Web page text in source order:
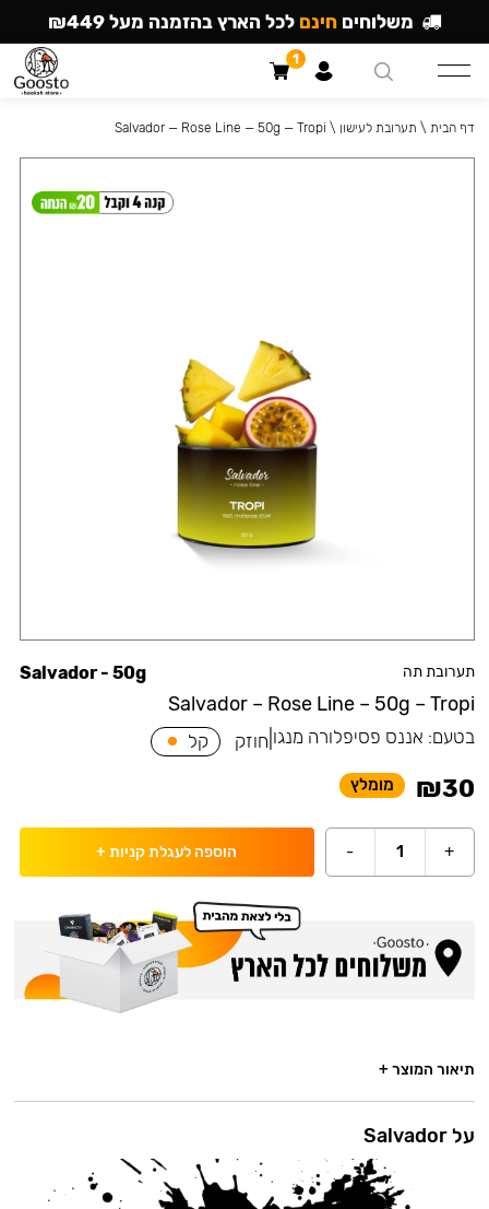
תערובת תה
Salvador – Rose Line – 50g – Tropi
Salvador - 50g
בטעם: אננס פסיפלורה מנגו חוזק קל
₪30 מומלץ
+
1
- הוספה לעגלת קניות +
דף הבית \ תערובת לעישון \
Salvador — Rose Line — 50g — Tropi
תיאור המוצר +
על Salvador
משלוחים חינם לכל הארץ בהזמנה מעל ₪449
1